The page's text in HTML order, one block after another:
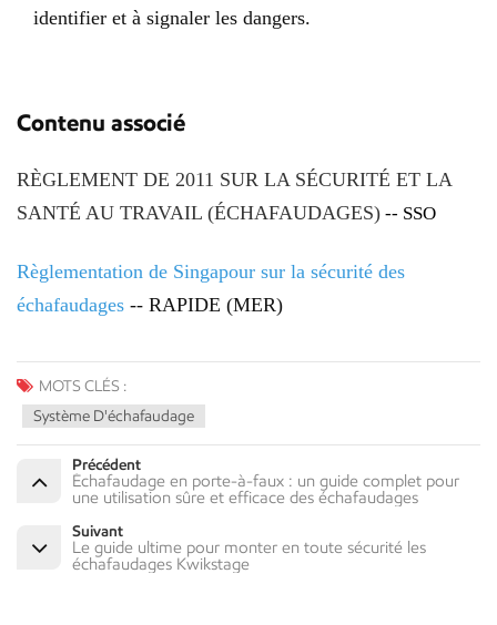
identifier et à signaler les dangers.
Contenu associé
RÈGLEMENT DE 2011 SUR LA SÉCURITÉ ET LA
SANTÉ AU TRAVAIL (ÉCHAFAUDAGES) -- SSO
Règlementation de Singapour sur la sécurité des
échafaudages -- RAPIDE (MER)
MOTS CLÉS :
Système D'échafaudage
Précédent
Échafaudage en porte-à-faux : un guide complet pour
une utilisation sûre et efficace des échafaudages
Suivant
Le guide ultime pour monter en toute sécurité les
échafaudages Kwikstage